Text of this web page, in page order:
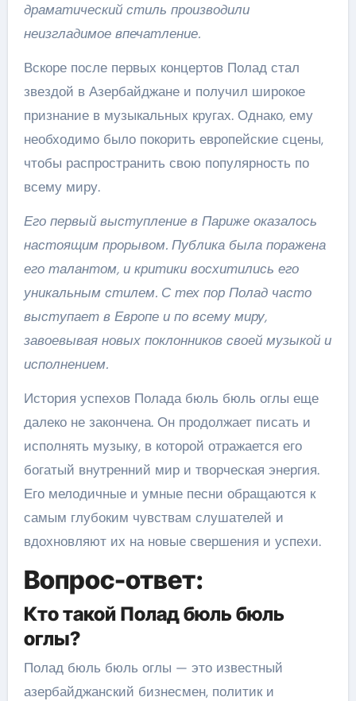
драматический стиль производили
неизгладимое впечатление.
Вскоре после первых концертов Полад стал
звездой в Азербайджане и получил широкое
признание в музыкальных кругах. Однако, ему
необходимо было покорить европейские сцены,
чтобы распространить свою популярность по
всему миру.
Его первый выступление в Париже оказалось
настоящим прорывом. Публика была поражена
его талантом, и критики восхитились его
уникальным стилем. С тех пор Полад часто
выступает в Европе и по всему миру,
завоевывая новых поклонников своей музыкой и
исполнением.
История успехов Полада бюль бюль оглы еще
далеко не закончена. Он продолжает писать и
исполнять музыку, в которой отражается его
богатый внутренний мир и творческая энергия.
Его мелодичные и умные песни обращаются к
самым глубоким чувствам слушателей и
вдохновляют их на новые свершения и успехи.
Вопрос-ответ:
Кто такой Полад бюль бюль
оглы?
Полад бюль бюль оглы — это известный
азербайджанский бизнесмен, политик и